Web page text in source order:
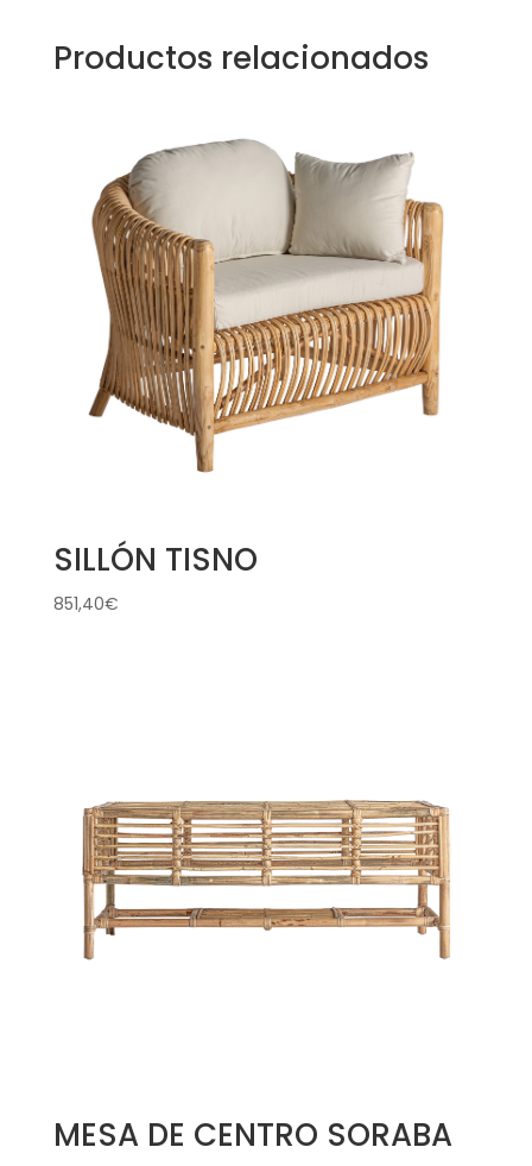
Productos relacionados
SILLÓN TISNO
851,40€
MESA DE CENTRO SORABA